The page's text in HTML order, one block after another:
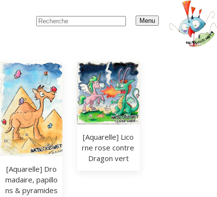
Menu
[Aquarelle] Dro
madaire, papillo
ns & pyramides
[Aquarelle] Lico
rne rose contre
Dragon vert